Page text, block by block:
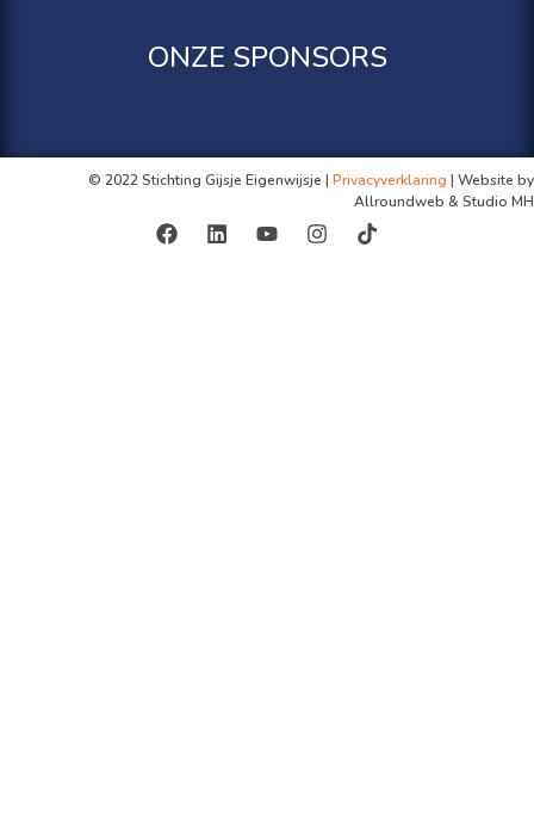
ONZE SPONSORS
© 2022 Stichting Gijsje Eigenwijsje | Privacyverklaring | Website by
Allroundweb & Studio MH